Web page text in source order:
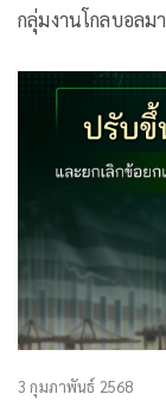
กลุ่มงานโกลบอลม
3 กุมภาพันธ์ 2568